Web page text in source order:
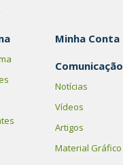
Minha Conta
Comunicação
Notícias
Vídeos
Artigos
Material Gráfico